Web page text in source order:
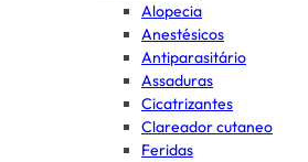
Alopecia
Anestésicos
Antiparasitário
Assaduras
Cicatrizantes
Clareador cutaneo
Feridas